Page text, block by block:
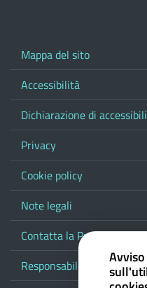
Mappa del sito
Accessibilità
Dichiarazione di
Privacy
Cookie policy
Note legali
Contatta la Provincia
Responsabile del Avviso